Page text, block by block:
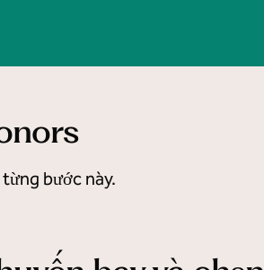
bước này.